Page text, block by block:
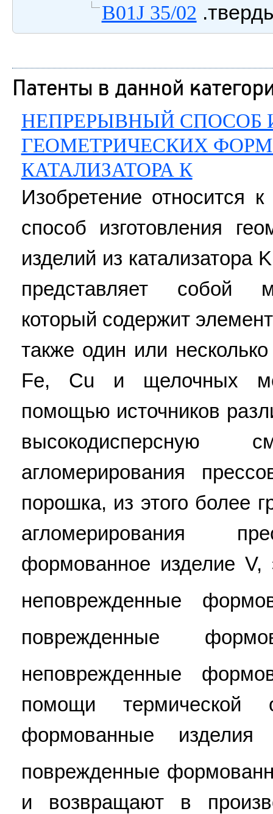
B01J 35/02
Патенты в данной
НЕПРЕРЫВНЫЙ СПОСОБ
ГЕОМЕТРИЧЕСКИХ
КАТАЛИЗАТОРА К
Изобретение относится
способ изготовления
изделий из катализатора
представляет собой
который содержит
также один или
Fe, Сu и щелочных
помощью источников
агломерирования
порошка, из этого более
агломерирования
формованное изделие V,
неповрежденные
поврежденные
неповрежденные
помощи термической
формованные
поврежденные
и возвращают в